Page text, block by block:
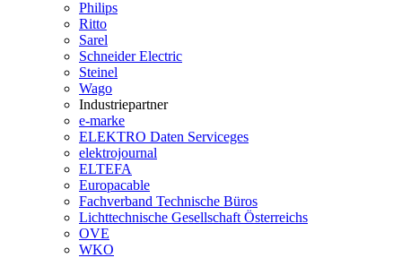
Philips
Ritto
Sarel
Schneider Electric
Steinel
Wago
Industriepartner
e-marke
ELEKTRO Daten Serviceges
elektrojournal
ELTEFA
Europacable
Fachverband Technische Büros
Lichttechnische Gesellschaft Österreichs
OVE
WKO